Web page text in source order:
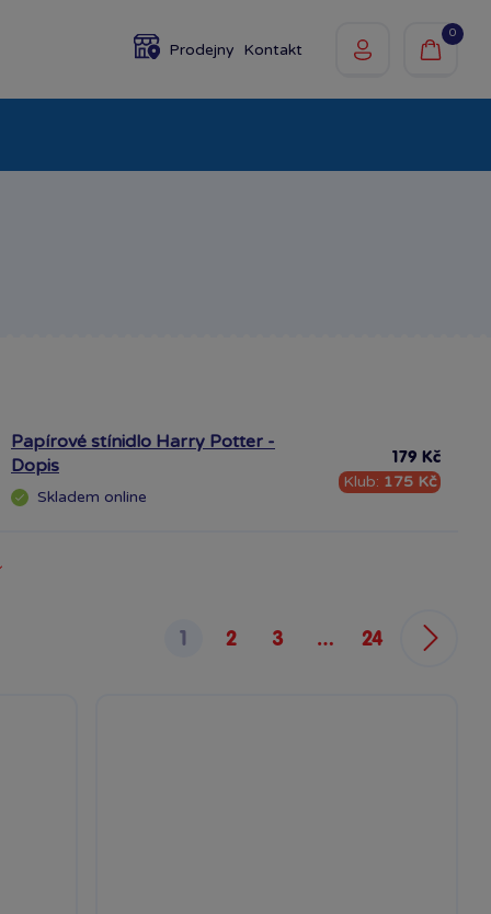
Prodejny Kontakt
0
Papírové stínidlo Harry Potter -
Dopis
Skladem online
179 Kč
Klub: 175 Kč
1 2 3 … 24